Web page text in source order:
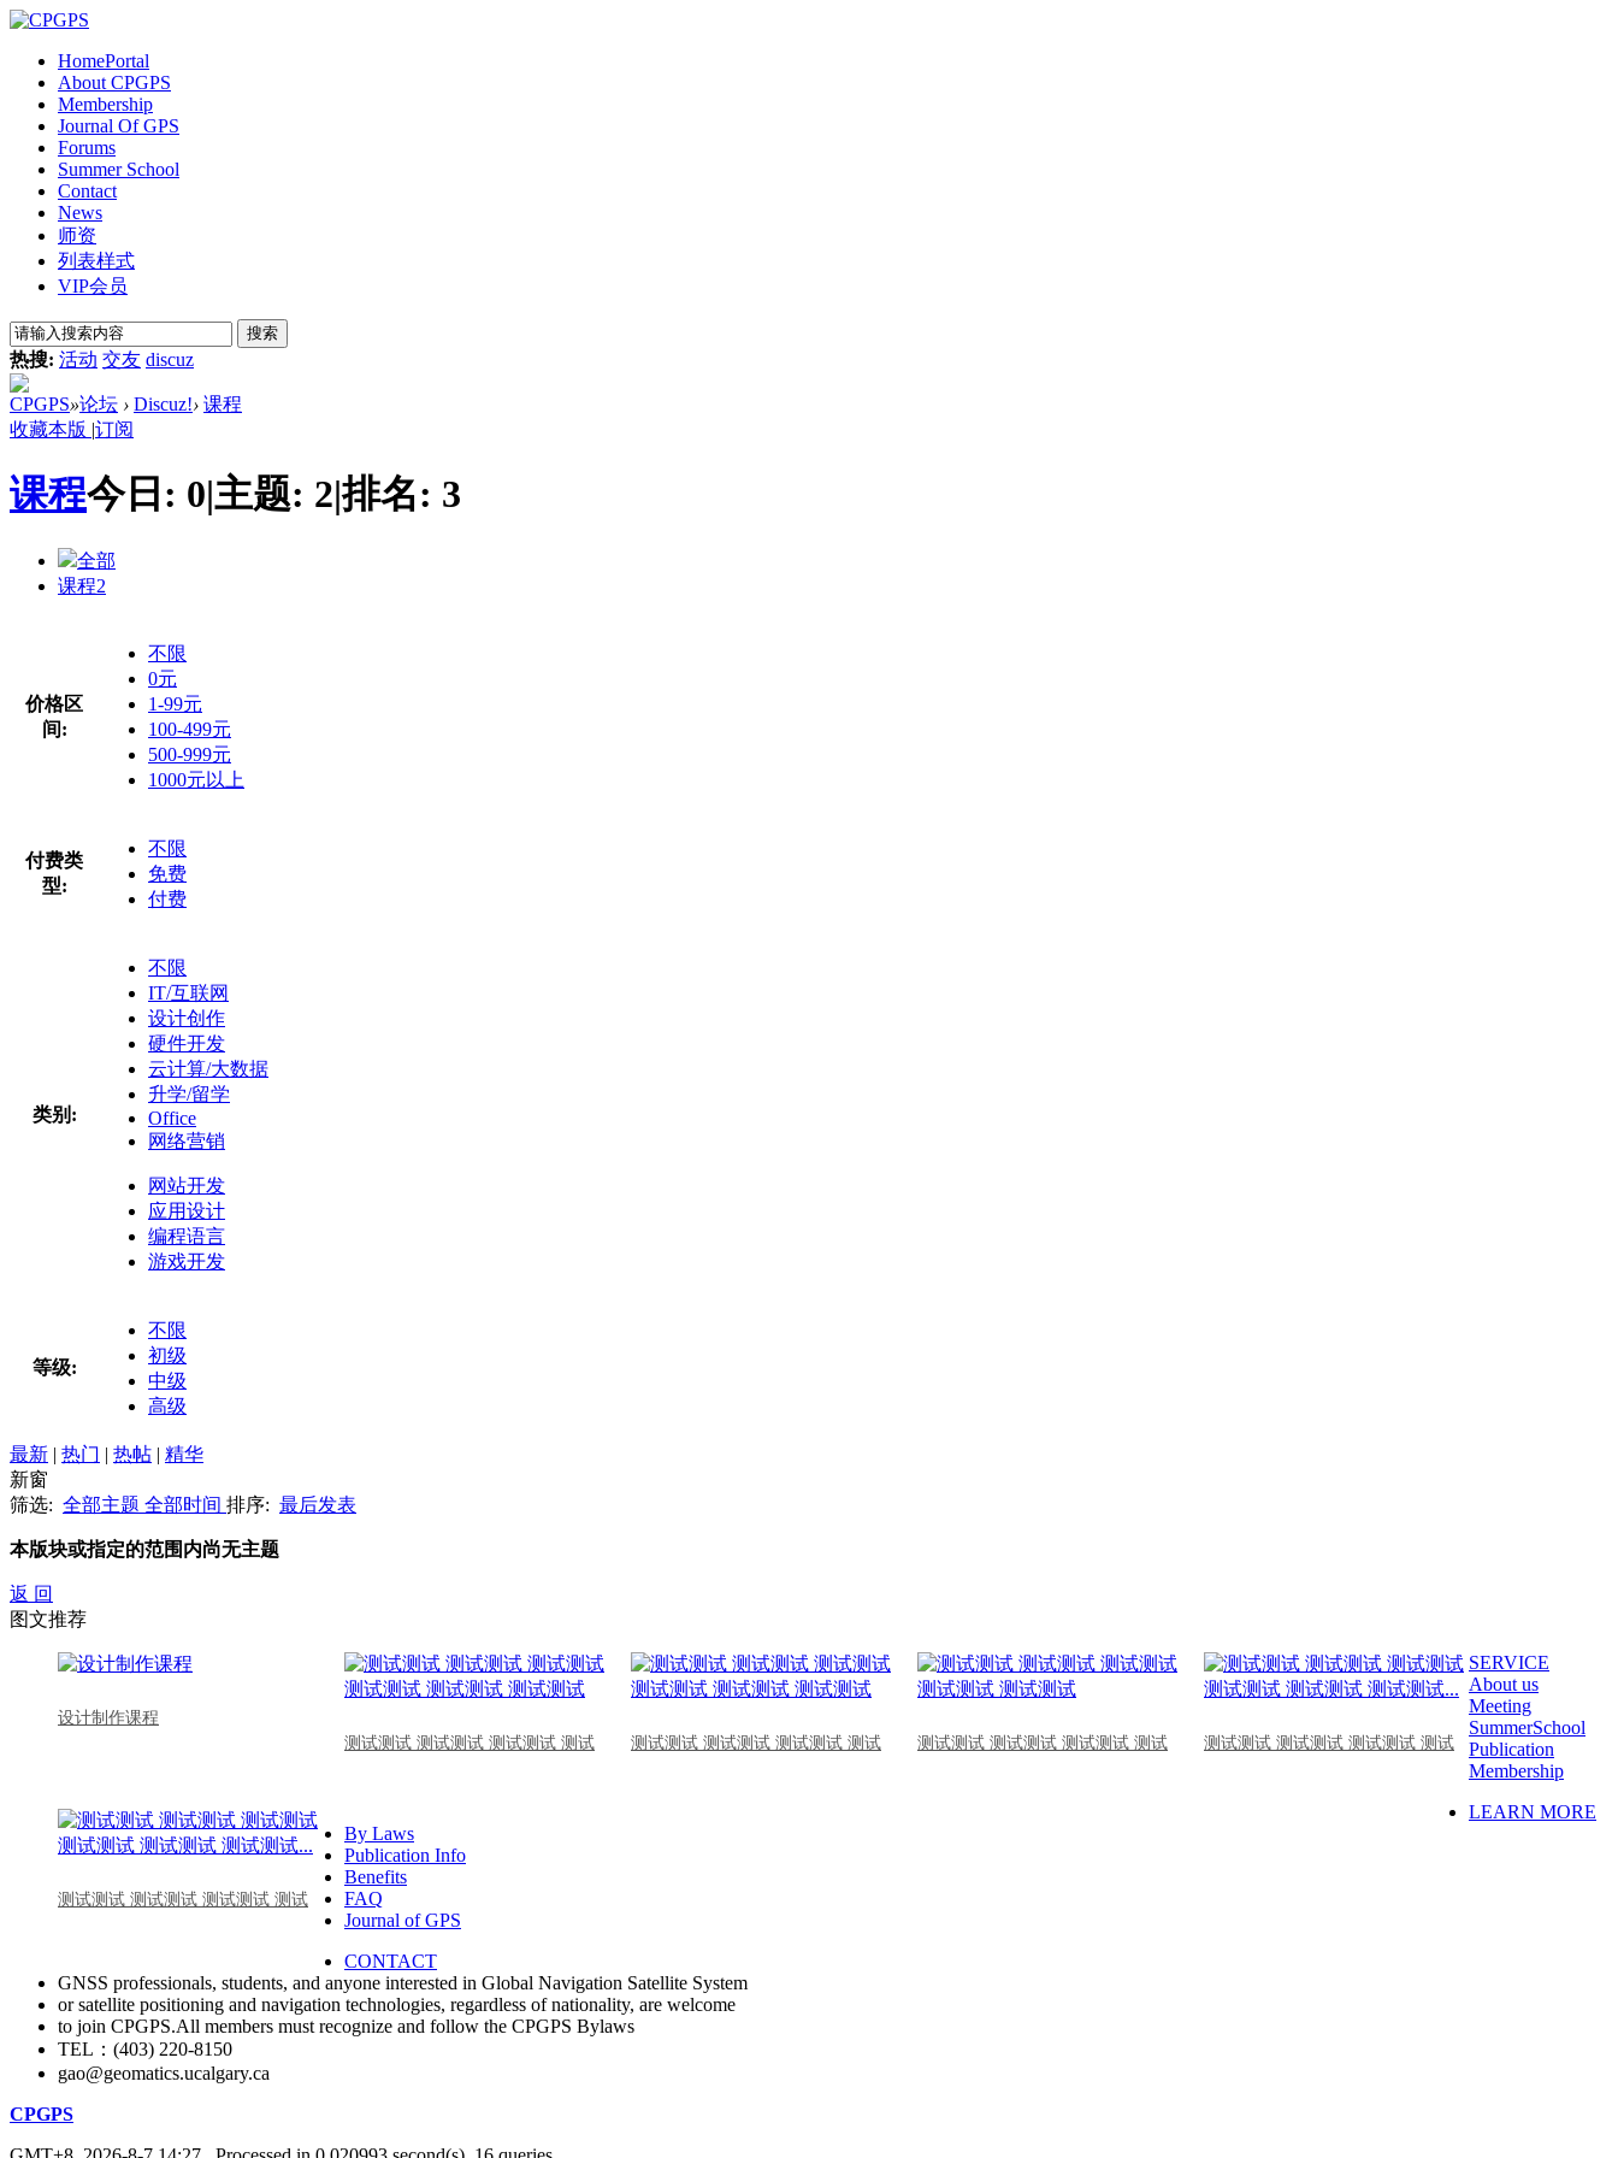
HomePortal
About CPGPS
Membership
Journal Of GPS
Forums
Summer School
Contact
News
师资
列表样式
VIP会员
搜索
热搜: 活动 交友 discuz
CPGPS»论坛 › Discuz!› 课程
收藏本版 |订阅
课程今日: 0|主题: 2|排名: 3
全部
课程2
价格区
间:
不限
0元
1-99元
100-499元
500-999元
1000元以上
付费类
型:
不限
免费
付费
类别:
不限
IT/互联网
设计创作
硬件开发
云计算/大数据
升学/留学
Office
网络营销
网站开发
应用设计
编程语言
游戏开发
等级:
不限
初级
中级
高级
最新 | 热门 | 热帖 | 精华
新窗
筛选: 全部主题 全部时间 排序: 最后发表
本版块或指定的范围内尚无主题
返 回
图文推荐
设计制作课程
测试测试 测试测试 测试测试 测试
测试测试 测试测试 测试测试 测试 测试测试 测试测试 测试测试 测试 测试测试 测试测试 测试测试 测试
测试测试 测试测试 测试测试 测试
SERVICE
About us
Meeting
SummerSchool
Publication
Membership
LEARN MORE
By Laws
Publication Info
Benefits
FAQ
Journal of GPS
CONTACT
GNSS professionals, students, and anyone interested in Global Navigation Satellite System
or satellite positioning and navigation technologies, regardless of nationality, are welcome
to join CPGPS.All members must recognize and follow the CPGPS Bylaws
TEL：(403) 220-8150
gao@geomatics.ucalgary.ca
CPGPS